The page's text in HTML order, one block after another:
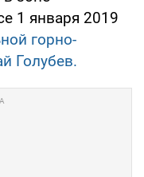
1 января 2019
горно-
Голубев.